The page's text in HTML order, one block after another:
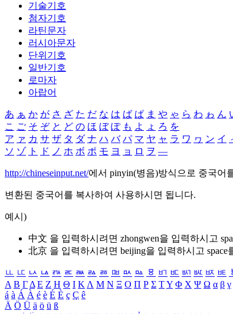
기술기호
첨자기호
라틴문자
러시아문자
단위기호
일반기호
로마자
아랍어
あ ぁ か が さ ざ た だ な は ば ぱ ま や ゃ ら わ ゎ ん
こ ご そ ぞ と ど の ほ ぼ ぽ も よ ょ ろ を
ア ァ カ サ ザ タ ダ ナ ハ バ パ マ ヤ ャ ラ ワ ヮ ン イ
ソ ゾ ト ド ノ ホ ボ ポ モ ヨ ョ ロ ヲ ―
http://chineseinput.net/에서 pinyin(병음)방식으로 중국어
변환된 중국어를 복사하여 사용하시면 됩니다.
예시)
中文 을 입력하시려면 zhongwen을 입력하시고
北京 을 입력하시려면 beijing을 입력하시고
ㅥ ㅦ ㅧ ㅨ ㅩ ㅪ ㅫ ㅬ ㅭ ㅮ ㅯ ㅰ ㅱ ㅲ ㅳ ㅴ ㅵ ㅶ ㅷ
Α Β ΓΔ Ε Ζ Η Θ Ι ΚΛ Μ Ν Ξ Ο Π Ρ Σ ΤΥ Φ Χ Ψ Ω α β γ
á à Á À é è É È ç Ç ê
Ä Ö Ü ä ö ü ß